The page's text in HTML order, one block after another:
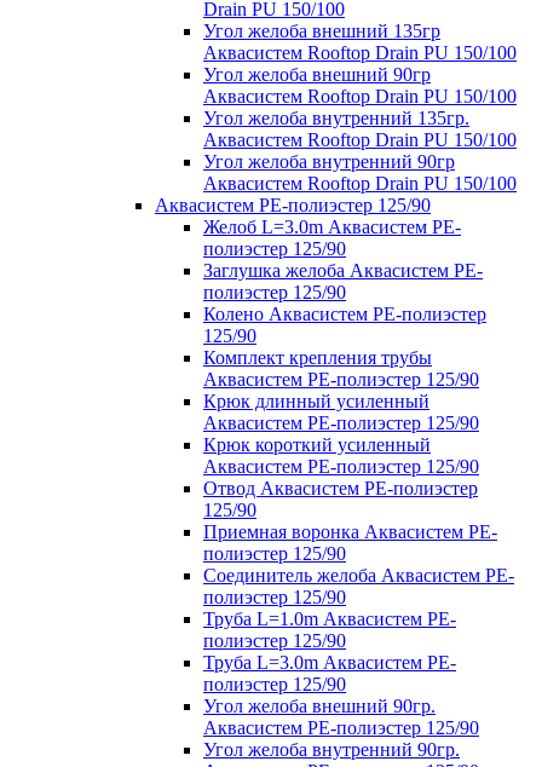
Drain PU 150/100
Угол желоба внешний 135гр
Аквасистем Rooftop Drain PU 150/100
Угол желоба внешний 90гр
Аквасистем Rooftop Drain PU 150/100
Угол желоба внутренний 135гр.
Аквасистем Rooftop Drain PU 150/100
Угол желоба внутренний 90гр
Аквасистем Rooftop Drain PU 150/100
Аквасистем PE-полиэстер 125/90
Желоб L=3.0m Аквасистем PE-
полиэстер 125/90
Заглушка желоба Аквасистем PE-
полиэстер 125/90
Колено Аквасистем PE-полиэстер
125/90
Комплект крепления трубы
Аквасистем PE-полиэстер 125/90
Крюк длинный усиленный
Аквасистем PE-полиэстер 125/90
Крюк короткий усиленный
Аквасистем PE-полиэстер 125/90
Отвод Аквасистем РЕ-полиэстер
125/90
Приемная воронка Аквасистем PE-
полиэстер 125/90
Соединитель желоба Аквасистем PE-
полиэстер 125/90
Труба L=1.0m Аквасистем PE-
полиэстер 125/90
Труба L=3.0m Аквасистем PE-
полиэстер 125/90
Угол желоба внешний 90гр.
Аквасистем PE-полиэстер 125/90
Угол желоба внутренний 90гр.